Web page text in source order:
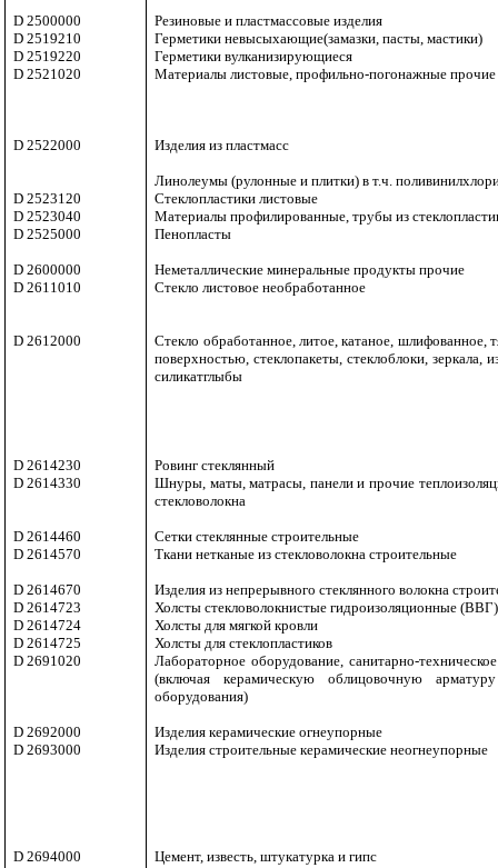
D 2500000
Резиновые и пластмассовые изделия
D 2519210
Герметики невысыхающие(замазки, пасты, мастики)
D 2519220
Герметики вулканизирующиеся
D 2521020
Материалы листовые, профильно-погонажные прочие
D 2522000 Изделия из пластмасс
Линолеумы (рулонные и плитки) в т.ч.
D 2523120
Стеклопластики листовые
D 2523040
Материалы профилированные, трубы из
D 2525000
Пенопласты
D 2600000
Неметаллические минеральные продукты прочие
D 2611010
Стекло листовое необработанное
D 2612000
Стекло обработанное, литое, катаное, шлифованное,
поверхностью, стеклопакеты, стеклоблоки, зеркала,
силикатглыбы
D 2614230
Ровинг стеклянный
D 2614330
Шнуры, маты, матрасы, панели и прочие
стекловолокна
D 2614460
Сетки стеклянные строительные
D 2614570
Ткани нетканые из стекловолокна строительные
D 2614670
Изделия из непрерывного стеклянного волокна
D 2614723
Холсты стекловолокнистые гидроизоляционные (ВВГ)
D 2614724
Холсты для мягкой кровли
D 2614725
Холсты для стеклопластиков
D 2691020
Лабораторное оборудование, санитарно-
(включая керамическую облицовочную
оборудования)
D 2692000
Изделия керамические огнеупорные
D 2693000
Изделия строительные керамические неогнеупорные
D 2694000 Цемент, известь, штукатурка и гипс